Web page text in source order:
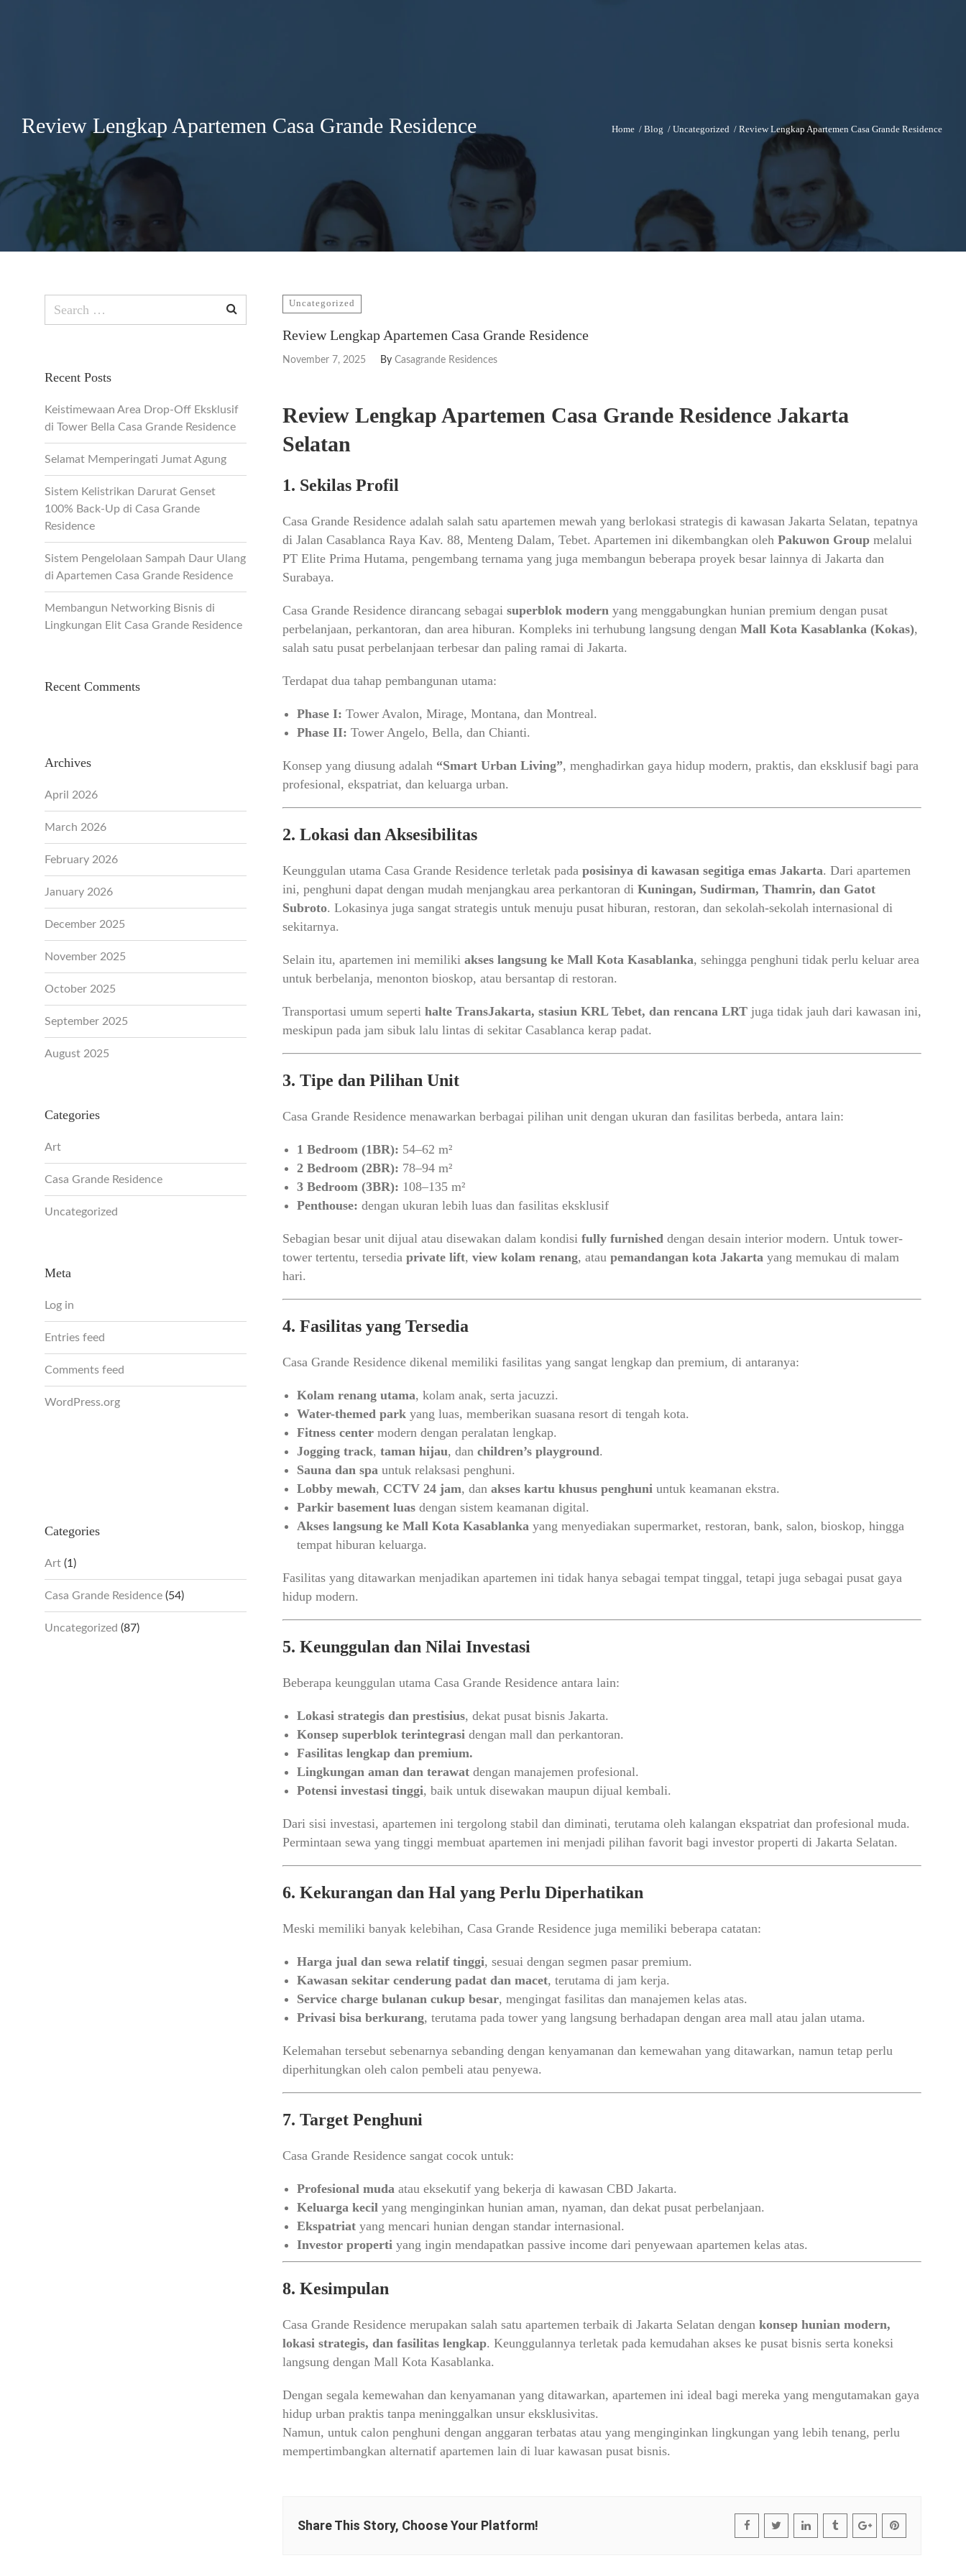
Review Lengkap Apartemen Casa Grande Residence Home / Blog / Uncategorized / Review Lengkap Apartemen Casa Grande Residence
Uncategorized
Review Lengkap Apartemen Casa Grande Residence
November 7, 2025 By Casagrande Residences
Review Lengkap Apartemen Casa Grande Residence Jakarta
Selatan
1. Sekilas Profil
Casa Grande Residence adalah salah satu apartemen mewah yang berlokasi strategis di kawasan Jakarta Selatan, tepatnya
di Jalan Casablanca Raya Kav. 88, Menteng Dalam, Tebet. Apartemen ini dikembangkan oleh Pakuwon Groupmelalui
PT Elite Prima Hutama, pengembang ternama yang juga membangun beberapa proyek besar lainnya di Jakarta dan
Surabaya.
Casa Grande Residence dirancang sebagai superblok modernyang menggabungkan hunian premium dengan pusat
perbelanjaan, perkantoran, dan area hiburan. Kompleks ini terhubung langsung dengan Mall Kota Kasablanka (Kokas),
salah satu pusat perbelanjaan terbesar dan paling ramai di Jakarta.
Terdapat dua tahap pembangunan utama:
Phase I: Tower Avalon, Mirage, Montana, dan Montreal.
Phase II: Tower Angelo, Bella, dan Chianti.
Konsep yang diusung adalah “Smart Urban Living”, menghadirkan gaya hidup modern, praktis, dan eksklusif bagi para
profesional, ekspatriat, dan keluarga urban.
2. Lokasi dan Aksesibilitas
Keunggulan utama Casa Grande Residence terletak pada posisinya di kawasan segitiga emas Jakarta. Dari apartemen
ini, penghuni dapat dengan mudah menjangkau area perkantoran di Kuningan, Sudirman, Thamrin, dan Gatot
Subroto. Lokasinya juga sangat strategis untuk menuju pusat hiburan, restoran, dan sekolah-sekolah internasional di
sekitarnya.
Selain itu, apartemen ini memiliki akses langsung ke Mall Kota Kasablanka, sehingga penghuni tidak perlu keluar area
untuk berbelanja, menonton bioskop, atau bersantap di restoran.
Transportasi umum seperti halte TransJakarta, stasiun KRL Tebet, dan rencana LRTjuga tidak jauh dari kawasan ini,
meskipun pada jam sibuk lalu lintas di sekitar Casablanca kerap padat.
3. Tipe dan Pilihan Unit
Casa Grande Residence menawarkan berbagai pilihan unit dengan ukuran dan fasilitas berbeda, antara lain:
1 Bedroom (1BR): 54–62 m²
2 Bedroom (2BR): 78–94 m²
3 Bedroom (3BR): 108–135 m²
Penthouse: dengan ukuran lebih luas dan fasilitas eksklusif
Sebagian besar unit dijual atau disewakan dalam kondisi fully furnisheddengan desain interior modern. Untuk tower-
tower tertentu, tersedia private lift, view kolam renang, atau pemandangan kota Jakartayang memukau di malam
hari.
4. Fasilitas yang Tersedia
Casa Grande Residence dikenal memiliki fasilitas yang sangat lengkap dan premium, di antaranya:
Kolam renang utama, kolam anak, serta jacuzzi.
Water-themed parkyang luas, memberikan suasana resort di tengah kota.
Fitness centermodern dengan peralatan lengkap.
Jogging track, taman hijau, dan children’s playground.
Sauna dan spauntuk relaksasi penghuni.
Lobby mewah, CCTV 24 jam, dan akses kartu khusus penghuniuntuk keamanan ekstra.
Parkir basement luasdengan sistem keamanan digital.
Akses langsung ke Mall Kota Kasablankayang menyediakan supermarket, restoran, bank, salon, bioskop, hingga
tempat hiburan keluarga.
Fasilitas yang ditawarkan menjadikan apartemen ini tidak hanya sebagai tempat tinggal, tetapi juga sebagai pusat gaya
hidup modern.
5. Keunggulan dan Nilai Investasi
Beberapa keunggulan utama Casa Grande Residence antara lain:
Lokasi strategis dan prestisius, dekat pusat bisnis Jakarta.
Konsep superblok terintegrasidengan mall dan perkantoran.
Fasilitas lengkap dan premium.
Lingkungan aman dan terawatdengan manajemen profesional.
Potensi investasi tinggi, baik untuk disewakan maupun dijual kembali.
Dari sisi investasi, apartemen ini tergolong stabil dan diminati, terutama oleh kalangan ekspatriat dan profesional muda.
Permintaan sewa yang tinggi membuat apartemen ini menjadi pilihan favorit bagi investor properti di Jakarta Selatan.
6. Kekurangan dan Hal yang Perlu Diperhatikan
Meski memiliki banyak kelebihan, Casa Grande Residence juga memiliki beberapa catatan:
Harga jual dan sewa relatif tinggi, sesuai dengan segmen pasar premium.
Kawasan sekitar cenderung padat dan macet, terutama di jam kerja.
Service charge bulanan cukup besar, mengingat fasilitas dan manajemen kelas atas.
Privasi bisa berkurang, terutama pada tower yang langsung berhadapan dengan area mall atau jalan utama.
Kelemahan tersebut sebenarnya sebanding dengan kenyamanan dan kemewahan yang ditawarkan, namun tetap perlu
diperhitungkan oleh calon pembeli atau penyewa.
7. Target Penghuni
Casa Grande Residence sangat cocok untuk:
Profesional mudaatau eksekutif yang bekerja di kawasan CBD Jakarta.
Keluarga kecilyang menginginkan hunian aman, nyaman, dan dekat pusat perbelanjaan.
Ekspatriatyang mencari hunian dengan standar internasional.
Investor propertiyang ingin mendapatkan passive income dari penyewaan apartemen kelas atas.
8. Kesimpulan
Casa Grande Residence merupakan salah satu apartemen terbaik di Jakarta Selatan dengan konsep hunian modern,
lokasi strategis, dan fasilitas lengkap. Keunggulannya terletak pada kemudahan akses ke pusat bisnis serta koneksi
langsung dengan Mall Kota Kasablanka.
Dengan segala kemewahan dan kenyamanan yang ditawarkan, apartemen ini ideal bagi mereka yang mengutamakan gaya
hidup urban praktis tanpa meninggalkan unsur eksklusivitas.
Namun, untuk calon penghuni dengan anggaran terbatas atau yang menginginkan lingkungan yang lebih tenang, perlu
mempertimbangkan alternatif apartemen lain di luar kawasan pusat bisnis.
Share This Story, Choose Your Platform!
Recent Posts
Keistimewaan Area Drop-Off Eksklusif
di Tower Bella Casa Grande Residence
Selamat Memperingati Jumat Agung
Sistem Kelistrikan Darurat Genset
100% Back-Up di Casa Grande
Residence
Sistem Pengelolaan Sampah Daur Ulang
di Apartemen Casa Grande Residence
Membangun Networking Bisnis di
Lingkungan Elit Casa Grande Residence
Recent Comments
Archives
April 2026
March 2026
February 2026
January 2026
December 2025
November 2025
October 2025
September 2025
August 2025
Categories
Art
Casa Grande Residence
Uncategorized
Meta
Log in
Entries feed
Comments feed
WordPress.org
Categories
Art (1)
Casa Grande Residence (54)
Uncategorized (87)